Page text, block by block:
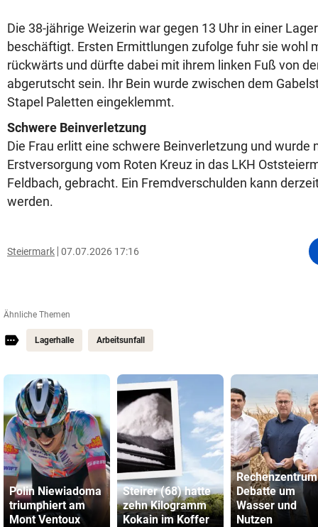
Die 38-jährige Weizerin war gegen 13 Uhr in einer
beschäftigt. Ersten Ermittlungen zufolge fuhr sie wohl
rückwärts und dürfte dabei mit ihrem linken Fuß von
abgerutscht sein. Ihr Bein wurde zwischen dem
Stapel Paletten eingeklemmt.
Schwere Beinverletzung
Die Frau erlitt eine schwere Beinverletzung und wurde
Erstversorgung vom Roten Kreuz in das LKH
Feldbach, gebracht. Ein Fremdverschulden kann
werden.
Steiermark 07.07.2026 17:16
Ähnliche Themen
Lagerhalle Arbeitsunfall
Polin Niewiadoma
triumphiert am
Mont Ventoux
Steirer (68) hatte
zehn Kilogramm
Kokain im Koffer
Debatte um
Wasser und
Nutzen